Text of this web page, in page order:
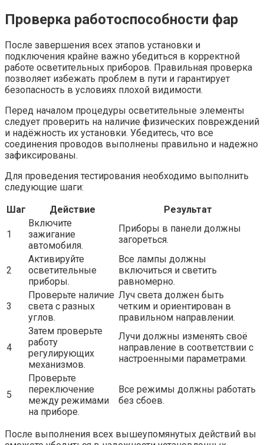
Проверка работоспособности фар
После завершения всех этапов установки и
подключения крайне важно убедиться в корректной
работе осветительных приборов. Правильная проверка
позволяет избежать проблем в пути и гарантирует
безопасность в условиях плохой видимости.
Перед началом процедуры осветительные элементы
следует проверить на наличие физических повреждений
и надёжность их установки. Убедитесь, что все
соединения проводов выполнены правильно и надежно
зафиксированы.
Для проведения тестирования необходимо выполнить
следующие шаги:
Шаг
Действие Результат
1
Включите
зажигание
автомобиля.
Приборы в панели должны
загореться.
2
Активируйте
осветительные
приборы.
Все лампы должны
включиться и светить
равномерно.
3
Проверьте наличие
света с разных
углов.
Луч света должен быть
четким и ориентирован в
правильном направлении.
4
Затем проверьте
работу
регулирующих
механизмов.
Лучи должны изменять своё
направление в соответствии с
настроенными параметрами.
5
Проверьте
переключение
между режимами
на приборе.
Все режимы должны работать
без сбоев.
После выполнения всех вышеупомянутых действий вы